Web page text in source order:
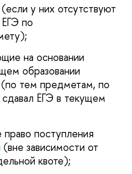
у них отсутствуют
по
на основании
образовании
(по тем предметам, по
ЕГЭ в текущем
поступления
(вне зависимости от
квоте);